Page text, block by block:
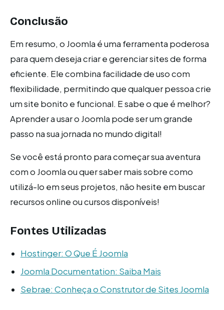
Conclusão
Em resumo, o Joomla é uma ferramenta poderosa
para quem deseja criar e gerenciar sites de forma
eficiente. Ele combina facilidade de uso com
flexibilidade, permitindo que qualquer pessoa crie
um site bonito e funcional. E sabe o que é melhor?
Aprender a usar o Joomla pode ser um grande
passo na sua jornada no mundo digital!
Se você está pronto para começar sua aventura
com o Joomla ou quer saber mais sobre como
utilizá-lo em seus projetos, não hesite em buscar
recursos online ou cursos disponíveis!
Fontes Utilizadas
Hostinger: O Que É Joomla
Joomla Documentation: Saiba Mais
Sebrae: Conheça o Construtor de Sites Joomla